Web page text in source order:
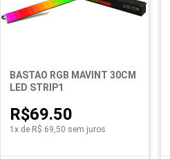
BASTAO RGB MAVINT 30CM
LED STRIP1
R$69.50
1x de R$ 69,50 sem juros